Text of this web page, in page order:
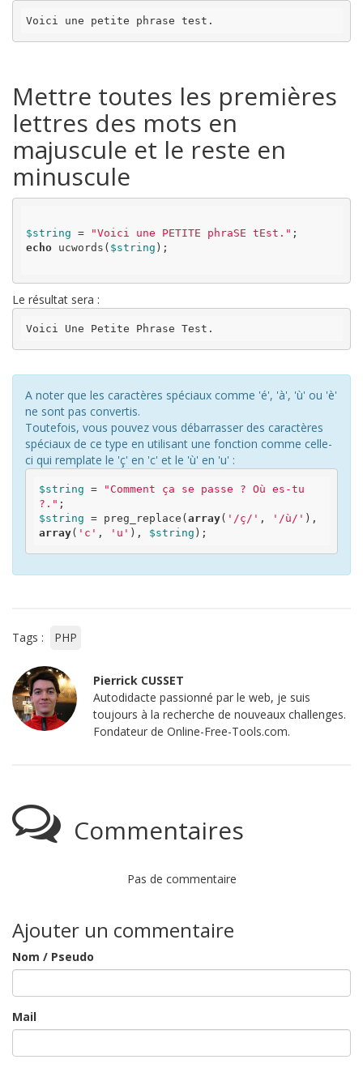
Voici une petite phrase test.
Mettre toutes les premières
lettres des mots en
majuscule et le reste en
minuscule
$string = "Voici une PETITE phraSE tEst."
echo ucwords( $string );
Le résultat sera :
Voici Une Petite Phrase Test.
A noter que les caractères spéciaux comme 'é', 'à', 'ù' ou 'è'
ne sont pas convertis.
Toutefois, vous pouvez vous débarrasser des caractères
spéciaux de ce type en utilisant une fonction comme celle-
ci qui remplate le 'ç' en 'c' et le 'ù' en 'u' :
$string =
"Comment ça se passe ? Où es-tu
?."
$string = preg_replace( array( '/ç/' , '/ù/'
array( 'c' , 'u' ), $string
Tags : PHP
Pierrick CUSSET
Autodidacte passionné par le web, je suis
toujours à la recherche de nouveaux challenges.
Fondateur de Online-Free-Tools.com.
Commentaires
Pas de commentaire
Ajouter un commentaire
Nom / Pseudo
Mail